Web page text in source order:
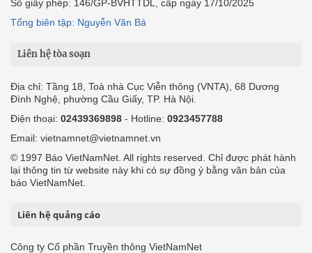
Số giấy phép: 146/GP-BVHTTDL, cấp ngày 17/10/2025
Tổng biên tập: Nguyễn Văn Bá
Liên hệ tòa soạn
Địa chỉ: Tầng 18, Toà nhà Cục Viễn thông (VNTA), 68 Dương
Đình Nghệ, phường Cầu Giấy, TP. Hà Nội.
Điện thoại: 02439369898 - Hotline: 0923457788
Email: vietnamnet@vietnamnet.vn
© 1997 Báo VietNamNet. All rights reserved. Chỉ được phát hành
lại thông tin từ website này khi có sự đồng ý bằng văn bản của
báo VietNamNet.
Liên hệ quảng cáo
Công ty Cổ phần Truyền thông VietNamNet